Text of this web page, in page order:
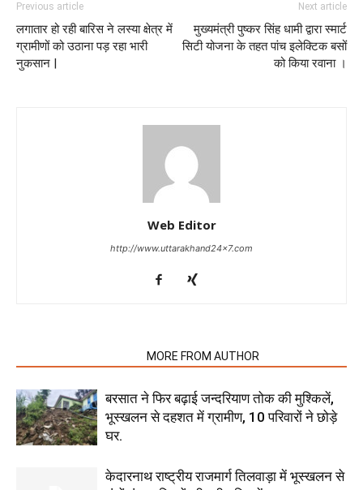
Previous article
लगातार हो रही बारिस ने लस्या क्षेत्र में
ग्रामीणों को उठाना पड़ रहा भारी
नुकसान |
Next article
मुख्यमंत्री पुष्कर सिंह धामी द्वारा स्मार्ट
सिटी योजना के तहत पांच इलेक्टिक बसों
को किया रवाना ।
Web Editor
http://www.uttarakhand24x7.com
MORE FROM AUTHOR
बरसात ने फिर बढ़ाई जन्दरियाण तोक की मुश्किलें,
भूस्खलन से दहशत में ग्रामीण, 10 परिवारों ने छोड़े
घर.
केदारनाथ राष्ट्रीय राजमार्ग तिलवाड़ा में भूस्खलन से